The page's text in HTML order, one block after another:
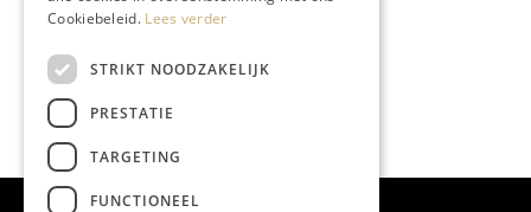
Cookiebeleid. Lees verder
STRIKT NOODZAKELIJK
PRESTATIE
TARGETING
FUNCTIONEEL